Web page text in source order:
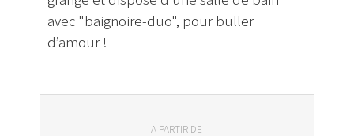
avec "baignoire-duo", pour buller
d’amour !
A PARTIR DE